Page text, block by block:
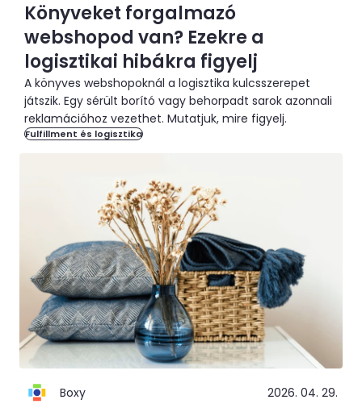
Könyveket forgalmazó
webshopod van? Ezekre a
logisztikai hibákra figyelj
A könyves webshopoknál a logisztika kulcsszerepet
játszik. Egy sérült borító vagy behorpadt sarok azonnali
reklamációhoz vezethet. Mutatjuk, mire figyelj.
Fulfillment és logisztika
Boxy 2026. 04. 29.